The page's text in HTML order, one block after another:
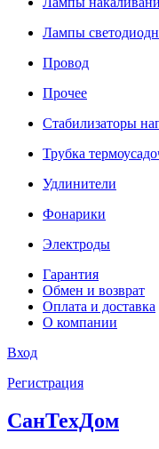
Лампы
Провод
Прочее
Стабилизаторы
Трубка
Удлинители
Фонарики
Электроды
Гарантия
Обмен и возврат
Оплата и доставка
О компании
Вход
Регистрация
СанТехДом